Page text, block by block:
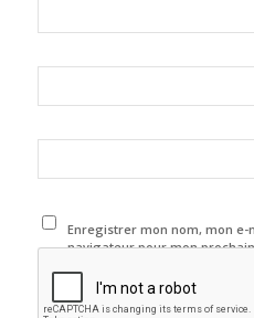
Enregistrer mon nom, mon
navigateur pour mon